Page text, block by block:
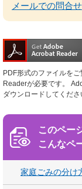
メールでの問合せ
PDF形式のファイルを
Readerが必要です。
ダウンロードしてくださ
このペー
こんなペ
家庭ごみの分け